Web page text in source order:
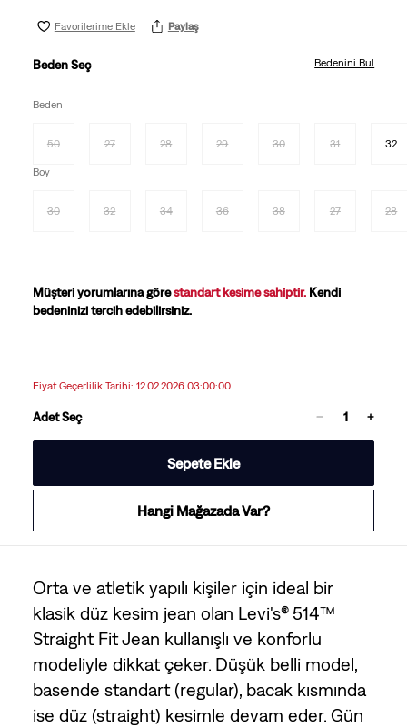
Favorilerime Ekle Paylaş
Beden Seç Bedenini Bul
Beden
50 27 28 29 30 31 32
Boy
30 32 34 36 38 27 28
Müşteri yorumlarına görestandart kesime sahiptir.Kendi
bedeninizi tercih edebilirsiniz.
Fiyat Geçerlilik Tarihi: 12.02.2026 03:00:00
Adet Seç
Sepete Ekle
Hangi Mağazada Var?
Orta ve atletik yapılı kişiler için ideal bir
klasik düz kesim jean olan Levi's® 514™
Straight Fit Jean kullanışlı ve konforlu
modeliyle dikkat çeker. Düşük belli model,
basende standart (regular), bacak kısmında
ise düz (straight) kesimle devam eder. Gün